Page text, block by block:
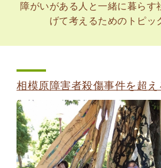
障がいがある人と一緒に暮らす
げて考えるためのトピッ
相模原障害者殺傷事件を超え